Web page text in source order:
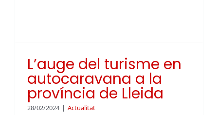
L’auge del turisme en
autocaravana a la
província de Lleida
28/02/2024 | Actualitat